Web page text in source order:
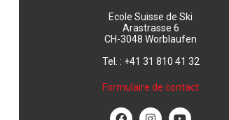
Ecole Suisse de Ski
Arastrasse 6
CH-3048 Worblaufen
Tel. : +41 31 810 41 32
Formulaire de contact